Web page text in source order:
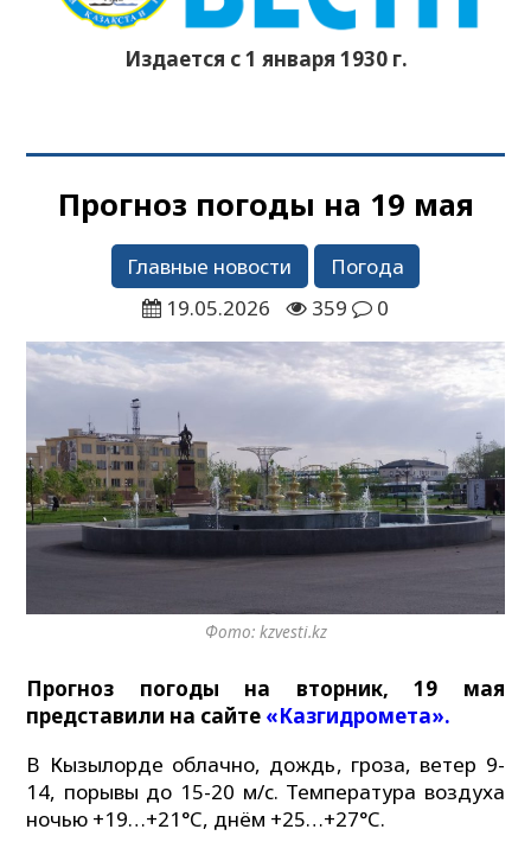
Издается с 1 января 1930 г.
Прогноз погоды на 19 мая
Главные новости
Погода
19.05.2026
359 0
Фото: kzvesti.kz
Прогноз погоды на вторник, 19 мая
представили на сайте «Казгидромета».
В Кызылорде облачно, дождь, гроза, ветер 9-
14, порывы до 15-20 м/с. Температура воздуха
ночью +19…+21°C, днём +25…+27°C.